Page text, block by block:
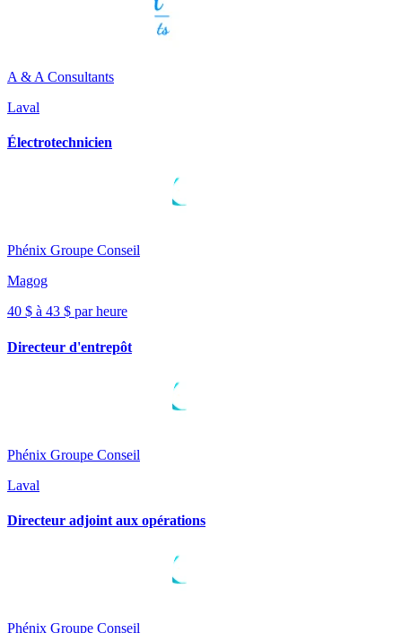
A & A Consultants
Laval
Électrotechnicien
Phénix Groupe Conseil
Magog
40 $ à 43 $ par heure
Directeur d'entrepôt
Phénix Groupe Conseil
Laval
Directeur adjoint aux opérations
Phénix Groupe Conseil